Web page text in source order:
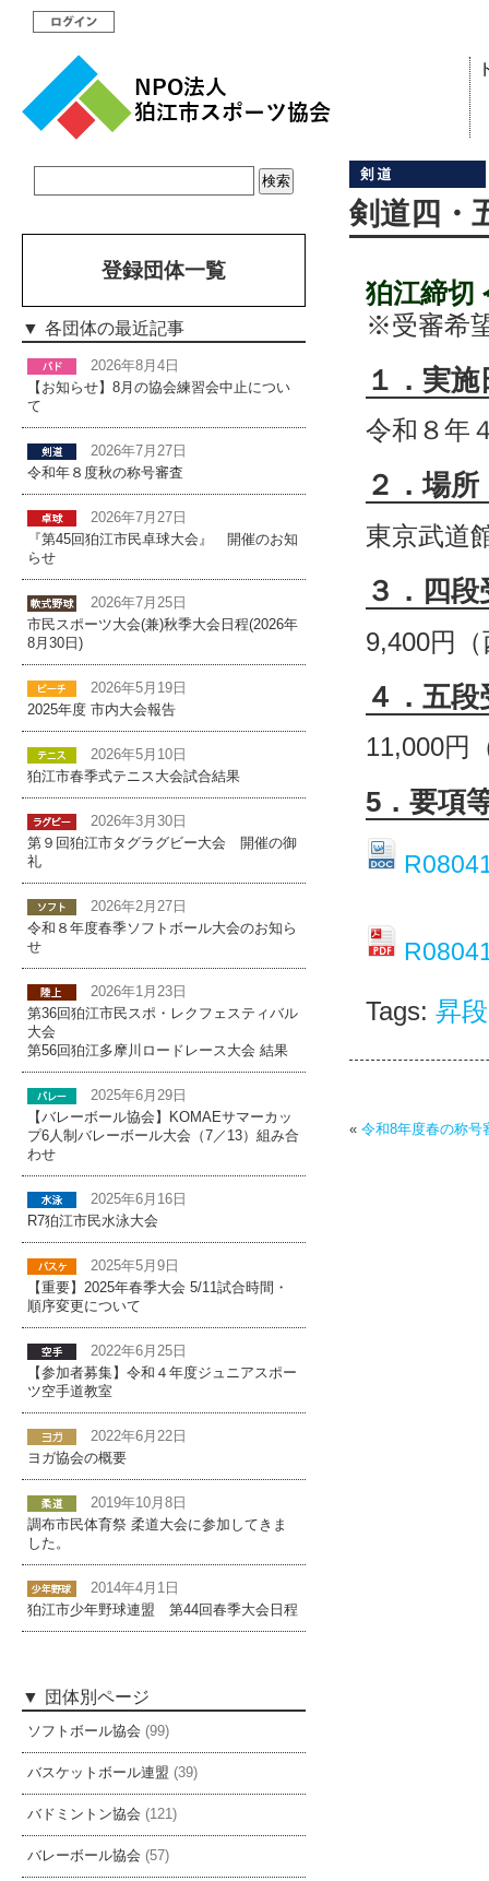
剣道四・
狛江締切
※受審希
１．実施
令和８年
２．場所
東京武道
３．四
9,400円
４．五
11,000円
5．要項
Tags: 昇
« 令和8年度春の称号
登録団体一覧
各団体の最近記事
2026年8月4日
【お知らせ】8月の協会練習会中止につい
て
2026年7月27日
令和年８度秋の称号審査
2026年7月27日
『第45回狛江市民卓球大会』 開催のお知
らせ
2026年7月25日
市民スポーツ大会(兼)秋季大会日程(2026年
8月30日)
2026年5月19日
2025年度 市内大会報告
2026年5月10日
狛江市春季式テニス大会試合結果
2026年3月30日
第９回狛江市タグラグビー大会 開催の御
礼
2026年2月27日
令和８年度春季ソフトボール大会のお知ら
せ
2026年1月23日
第36回狛江市民スポ・レクフェスティバル
大会
第56回狛江多摩川ロードレース大会 結果
2025年6月29日
【バレーボール協会】KOMAEサマーカッ
プ6人制バレーボール大会（7／13）組み合
わせ
2025年6月16日
R7狛江市民水泳大会
2025年5月9日
【重要】2025年春季大会 5/11試合時間・
順序変更について
2022年6月25日
【参加者募集】令和４年度ジュニアスポー
ツ空手道教室
2022年6月22日
ヨガ協会の概要
2019年10月8日
調布市民体育祭 柔道大会に参加してきま
した。
2014年4月1日
狛江市少年野球連盟 第44回春季大会日程
団体別ページ
ソフトボール協会 (99)
バスケットボール連盟 (39)
バドミントン協会 (121)
バレーボール協会 (57)